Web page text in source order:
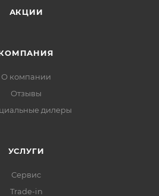
АКЦИИ
О компании
Отзывы
дилеры
УСЛУГИ
Сервис
Trade-in